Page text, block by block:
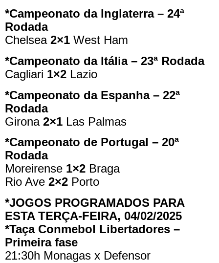
*Campeonato da Inglaterra – 24ª
Rodada
Chelsea 2×1 West Ham
*Campeonato da Itália – 23ª Rodada
Cagliari 1×2 Lazio
*Campeonato da Espanha – 22ª
Rodada
Girona 2×1 Las Palmas
*Campeonato de Portugal – 20ª
Rodada
Moreirense 1×2 Braga
Rio Ave 2×2 Porto
*JOGOS PROGRAMADOS PARA
ESTA TERÇA-FEIRA, 04/02/2025
*Taça Conmebol Libertadores –
Primeira fase
21:30h Monagas x Defensor